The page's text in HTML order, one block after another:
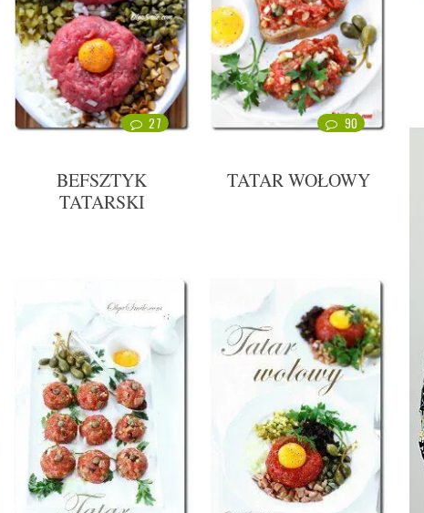
27
BEFSZTYK
TATARSKI
90
TATAR WOŁOWY